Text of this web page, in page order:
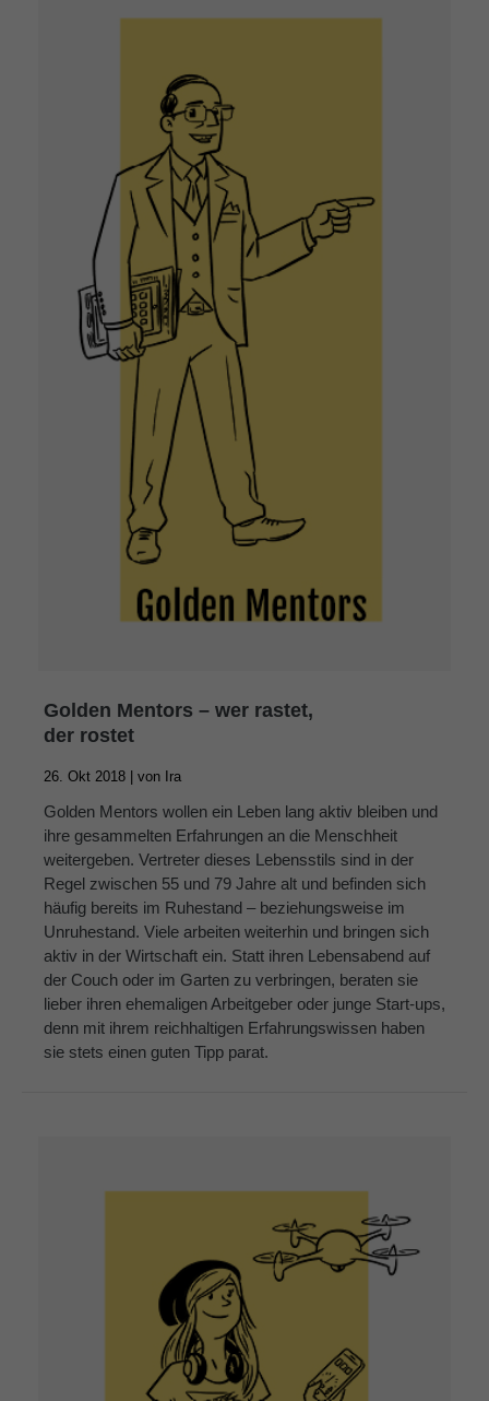
Golden Mentors – wer rastet,
der rostet
26. Okt 2018 | von Ira
Golden Mentors wollen ein Leben lang aktiv bleiben und
ihre gesammelten Erfahrungen an die Menschheit
weitergeben. Vertreter dieses Lebensstils sind in der
Regel zwischen 55 und 79 Jahre alt und befinden sich
häufig bereits im Ruhestand – beziehungsweise im
Unruhestand. Viele arbeiten weiterhin und bringen sich
aktiv in der Wirtschaft ein. Statt ihren Lebensabend auf
der Couch oder im Garten zu verbringen, beraten sie
lieber ihren ehemaligen Arbeitgeber oder junge Start-ups,
denn mit ihrem reichhaltigen Erfahrungswissen haben
sie stets einen guten Tipp parat.